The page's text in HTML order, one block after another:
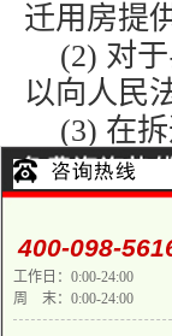
迁用房提
(2) 对
以向人民
(3) 在
行被诉的
可证、限
(4) 对
关给予公证;
(5) 对
400-098-
工作日：0:00-24:00
周 末：0:00-24:00